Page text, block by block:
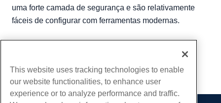
uma forte camada de segurança e são relativamente
fáceis de configurar com ferramentas modernas.
cópia de URL
This website uses tracking technologies to enable
our website functionalities, to enhance user
experience or to analyze performance and traffic.